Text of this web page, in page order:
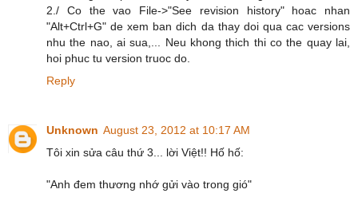
2./ Co the vao File->"See revision history" hoac nhan
"Alt+Ctrl+G" de xem ban dich da thay doi qua cac versions
nhu the nao, ai sua,... Neu khong thich thi co the quay lai,
hoi phuc tu version truoc do.
Reply
Unknown August 23, 2012 at 10:17 AM
Tôi xin sửa câu thứ 3... lời Việt!! Hố hố:
"Anh đem thương nhớ gửi vào trong gió"